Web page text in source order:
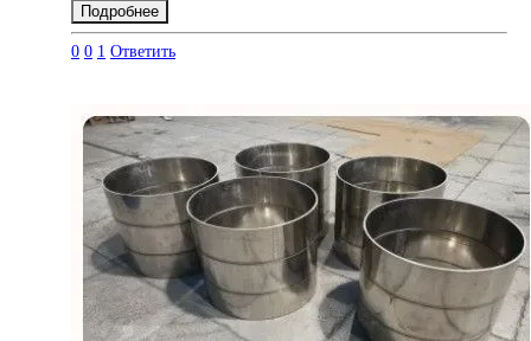
Подробнее
0 0 1 Ответить